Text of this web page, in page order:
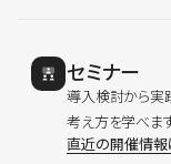
セミナー
導入検討から実
考え方を学べます
直近の開催情報